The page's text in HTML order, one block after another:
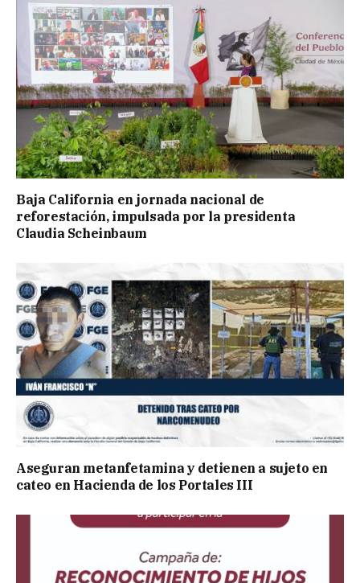
Baja California en jornada nacional de
reforestación, impulsada por la presidenta
Claudia Scheinbaum
Aseguran metanfetamina y detienen a sujeto en
cateo en Hacienda de los Portales III